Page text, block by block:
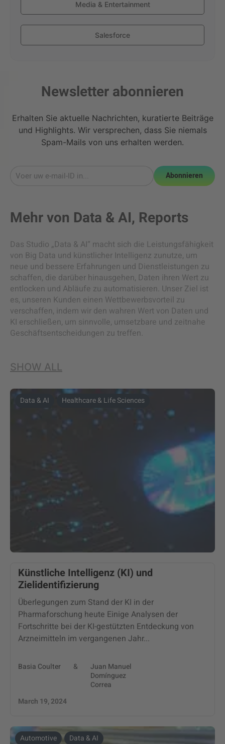
Media & Entertainment
Salesforce
Newsletter abonnieren
Erhalten Sie aktuelle Nachrichten, kuratierte Beiträge
und Highlights. Wir versprechen, dass Sie niemals
Spam-Mails von uns erhalten werden.
Abonnieren
Mehr von Data & AI, Reports
Das Studio „Data & AI“ macht sich die Leistungsfähigkeit
von Big Data und künstlicher Intelligenz zunutze, um
neue und bessere Erfahrungen und Dienstleistungen zu
schaffen, die darüber hinausgehen, Daten ihren Wert zu
entlocken und Abläufe zu automatisieren. Unser Ziel ist
es, unseren Kunden einen Wettbewerbsvorteil zu
verschaffen, indem wir den wahren Wert von Daten und
KI erschließen, um sinnvolle, umsetzbare und zeitnahe
Geschäftsentscheidungen zu treffen.
SHOW ALL
Data & AI Healthcare & Life Sciences
Künstliche Intelligenz (KI) und
Zielidentifizierung
Überlegungen zum Stand der KI in der
Pharmaforschung heute Einige Analysen der
Fortschritte bei der KI-gestützten Entdeckung von
Arzneimitteln im vergangenen Jahr...
Basia Coulter &
Juan Manuel
Domínguez
Correa
March 19, 2024
Automotive Data & AI